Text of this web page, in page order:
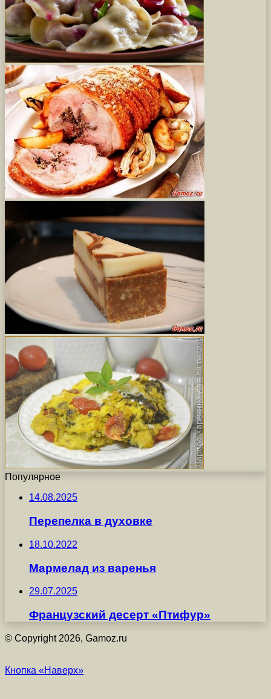
Популярное
14.08.2025
Перепелка в духовке
18.10.2022
Мармелад из варенья
29.07.2025
Французский десерт «Птифур»
© Copyright 2026, Gamoz.ru
Кнопка «Наверх»